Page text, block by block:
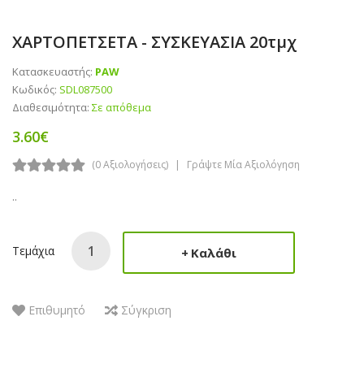
ΧΑΡΤΟΠΕΤΣΕΤΑ - ΣΥΣΚΕΥΑΣΙΑ 20τμχ
Κατασκευαστής: PAW
Κωδικός: SDL087500
Διαθεσιμότητα: Σε απόθεμα
3.60€
(0 Αξιολογήσεις) Γράψτε Μία Αξιολόγηση
..
Τεμάχια Καλάθι
Επιθυμητό Σύγκριση